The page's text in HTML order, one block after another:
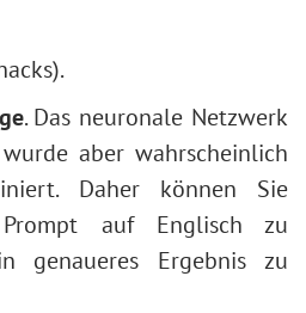
. Das neuronale Netzwerk
aber wahrscheinlich
Daher können Sie
auf Englisch zu
genaueres Ergebnis zu